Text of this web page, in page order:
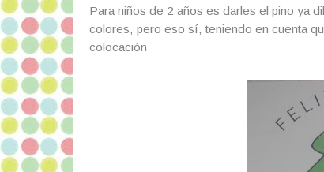
Para niños de 2 años es darles el pino ya
colores, pero eso sí, teniendo en cuenta
colocación